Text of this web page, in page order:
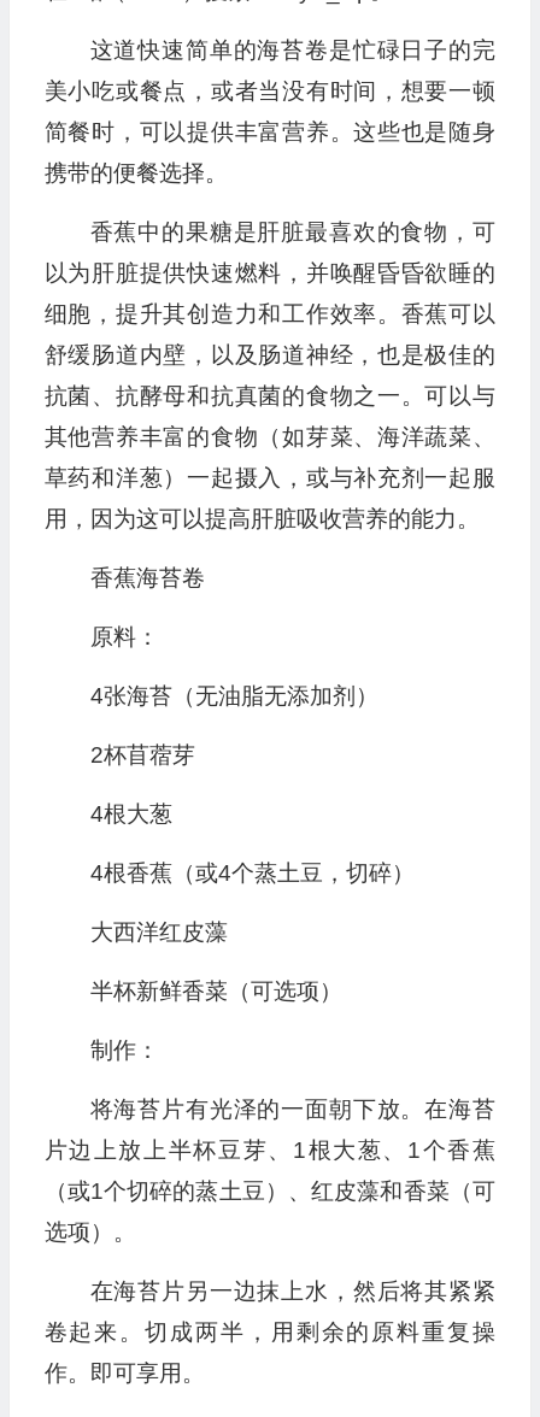
这道快速简单的海苔卷是忙碌日子的完
美小吃或餐点，或者当没有时间，想要一顿
简餐时，可以提供丰富营养。这些也是随身
携带的便餐选择。
香蕉中的果糖是肝脏最喜欢的食物，可
以为肝脏提供快速燃料，并唤醒昏昏欲睡的
细胞，提升其创造力和工作效率。香蕉可以
舒缓肠道内壁，以及肠道神经，也是极佳的
抗菌、抗酵母和抗真菌的食物之一。可以与
其他营养丰富的食物（如芽菜、海洋蔬菜、
草药和洋葱）一起摄入，或与补充剂一起服
用，因为这可以提高肝脏吸收营养的能力。
香蕉海苔卷
原料：
4张海苔（无油脂无添加剂）
2杯苜蓿芽
4根大葱
4根香蕉（或4个蒸土豆，切碎）
大西洋红皮藻
半杯新鲜香菜（可选项）
制作：
将海苔片有光泽的一面朝下放。在海苔
片边上放上半杯豆芽、1根大葱、1个香蕉
（或1个切碎的蒸土豆）、红皮藻和香菜（可
选项）。
在海苔片另一边抹上水，然后将其紧紧
卷起来。切成两半，用剩余的原料重复操
作。即可享用。